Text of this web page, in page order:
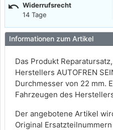
undo Widerrufsrecht
14 Tage
Informationen zum Artikel
Das Produkt
Herstellers AUTOFREN
Durchmesser von 22 mm.
Fahrzeugen des
Der angebotene Artikel
Original Ersatzteilnummern